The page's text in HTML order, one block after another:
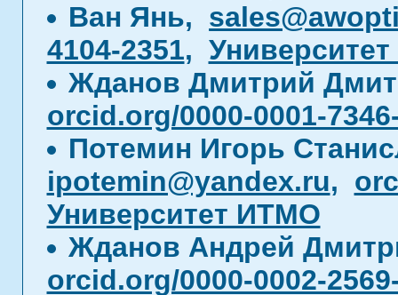
Ван Янь,
4104-2351,
Жданов Дмитрий
orcid.org/0000-0001-
Потемин Игорь
ipotemin@yandex.ru,
Университет ИТМО
Жданов Андрей
orcid.org/0000-0002-